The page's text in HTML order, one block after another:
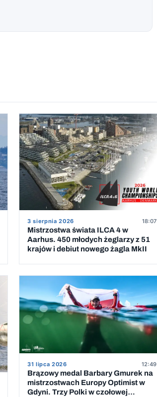
3 sierpnia 2026 18:07
Mistrzostwa świata ILCA 4 w
Aarhus. 450 młodych żeglarzy z 51
krajów i debiut nowego żagla MkII
31 lipca 2026 12:49
Brązowy medal Barbary Gmurek na
mistrzostwach Europy Optimist w
Gdyni. Trzy Polki w czołowej